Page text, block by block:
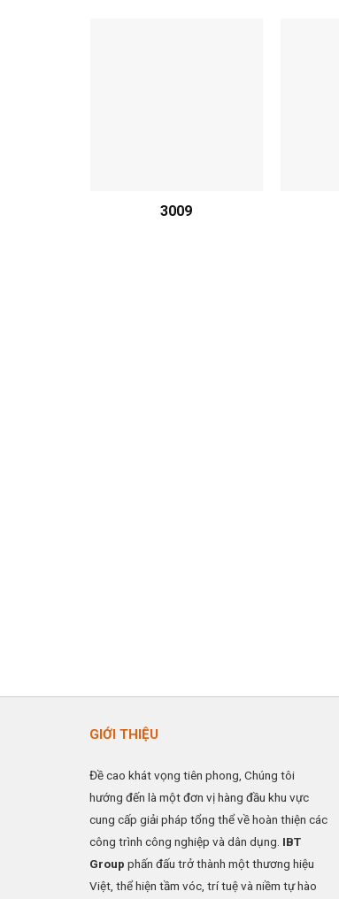
3009
GIỚI THIỆU
Đề cao khát vọng tiên phong, Chúng tôi
hướng đến là một đơn vị hàng đầu khu vực
cung cấp giải pháp tổng thể về hoàn thiện các
công trình công nghiệp và dân dụng. IBT
Group phấn đấu trở thành một thương hiệu
Việt, thể hiện tầm vóc, trí tuệ và niềm tự hào